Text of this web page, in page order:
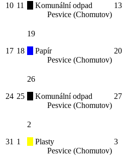
10 11
Komunální odpad
Pesvice (Chomutov)
13
17 18
19
Papír
Pesvice (Chomutov)
20
24 25
26
Komunální odpad
Pesvice (Chomutov)
27
31 1
2
Plasty
Pesvice (Chomutov)
3